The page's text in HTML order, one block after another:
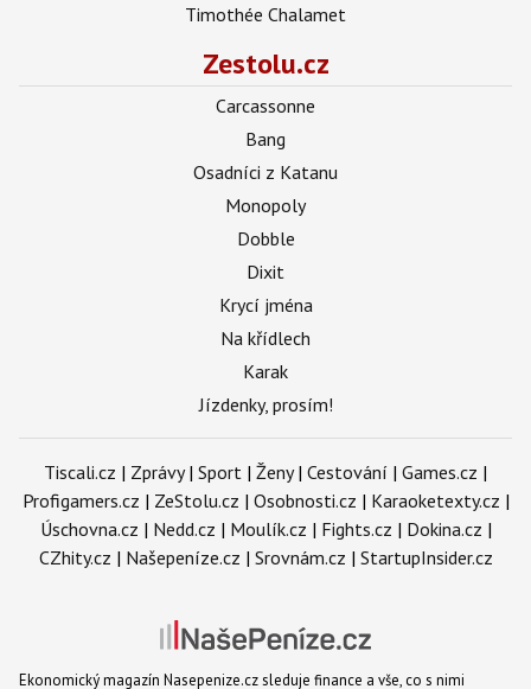
Timothée Chalamet
Zestolu.cz
Carcassonne
Bang
Osadníci z Katanu
Monopoly
Dobble
Dixit
Krycí jména
Na křídlech
Karak
Jízdenky, prosím!
Tiscali.cz | Zprávy| Sport | Ženy| Cestování | Games.cz |
Profigamers.cz | ZeStolu.cz | Osobnosti.cz | Karaoketexty.cz |
Úschovna.cz | Nedd.cz | Moulík.cz | Fights.cz | Dokina.cz |
CZhity.cz | Našepeníze.cz | Srovnám.cz | StartupInsider.cz
Ekonomický magazín Nasepenize.cz sleduje finance a vše, co s nimi